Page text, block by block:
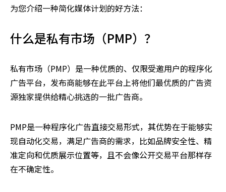
为您介绍一种简化媒体计划的好方法：
什么是私有市场（PMP）？
私有市场（PMP）是一种优质的、仅限受邀用户的程序化
广告平台，发布商能够在此平台上将他们最优质的广告资
源独家提供给精心挑选的一批广告商。
PMP是一种程序化广告直接交易形式，其优势在于能够实
现自动化交易，满足广告商的需求，比如品牌安全性、精
准定向和优质展示位置等，且不会像公开交易平台那样存
在不确定性。